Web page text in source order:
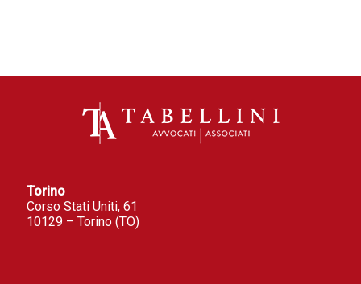
Torino
Corso Stati Uniti, 61
10129 – Torino (TO)